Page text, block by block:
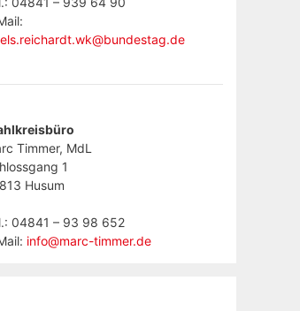
Timmer, MdL
1
Husum
04841 – 93 98 652
info@marc-timmer.de